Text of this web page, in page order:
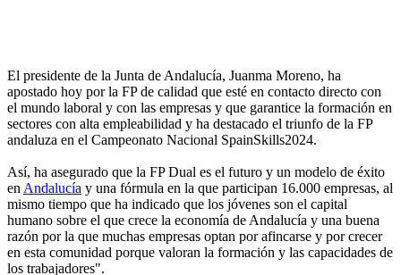
El presidente de la Junta de Andalucía, Juanma Moreno, ha
apostado hoy por la FP de calidad que esté en contacto directo con
el mundo laboral y con las empresas y que garantice la formación en
sectores con alta empleabilidad y ha destacado el triunfo de la FP
andaluza en el Campeonato Nacional SpainSkills2024.
Así, ha asegurado que la FP Dual es el futuro y un modelo de éxito
en Andalucía y una fórmula en la que participan 16.000 empresas, al
mismo tiempo que ha indicado que los jóvenes son el capital
humano sobre el que crece la economía de Andalucía y una buena
razón por la que muchas empresas optan por afincarse y por crecer
en esta comunidad porque valoran la formación y las capacidades de
los trabajadores".